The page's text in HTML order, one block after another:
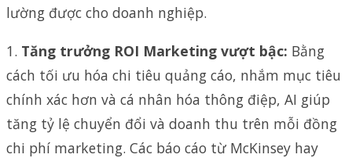
lường được cho doanh nghiệp.
1. Tăng trưởng ROI Marketing vượt bậc: Bằng
cách tối ưu hóa chi tiêu quảng cáo, nhắm mục tiêu
chính xác hơn và cá nhân hóa thông điệp, AI giúp
tăng tỷ lệ chuyển đổi và doanh thu trên mỗi đồng
chi phí marketing. Các báo cáo từ McKinsey hay